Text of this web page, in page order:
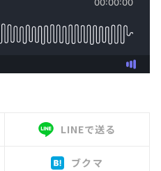
LINEで送る
ブクマ